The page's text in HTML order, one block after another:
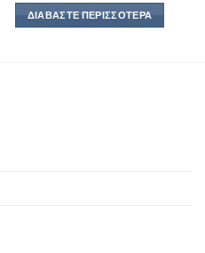
ΔΙΑΒΆΣΤΕ ΠΕΡΙΣΣΌΤΕΡΑ